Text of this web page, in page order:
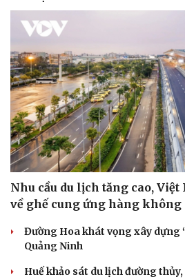
Nhu cầu du lịch tăng cao,
về ghế cung ứng hàng không
Đường Hoa khát vọng xây dựng
Quảng Ninh
Huế khảo sát du lịch đường